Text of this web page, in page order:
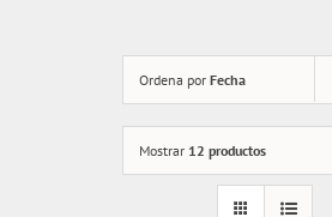
Ordena por Fecha
Mostrar 12 productos